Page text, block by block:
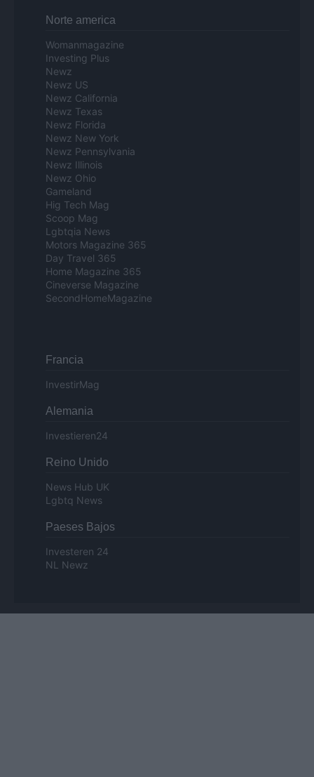
Norte america
Womanmagazine
Investing Plus
Newz
Newz US
Newz California
Newz Texas
Newz Florida
Newz New York
Newz Pennsylvania
Newz Illinois
Newz Ohio
Gameland
Hig Tech Mag
Scoop Mag
Lgbtqia News
Motors Magazine 365
Day Travel 365
Home Magazine 365
Cineverse Magazine
SecondHomeMagazine
Francia
InvestirMag
Alemania
Investieren24
Reino Unido
News Hub UK
Lgbtq News
Paeses Bajos
Investeren 24
NL Newz